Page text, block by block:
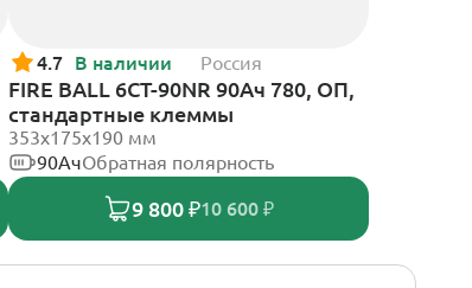
4.7 В наличии Россия
FIRE BALL 6СТ-90NR 90Ач 780, ОП,
стандартные клеммы
353x175x190 мм
90АчОбратная полярность
9 800 ₽10 600 ₽